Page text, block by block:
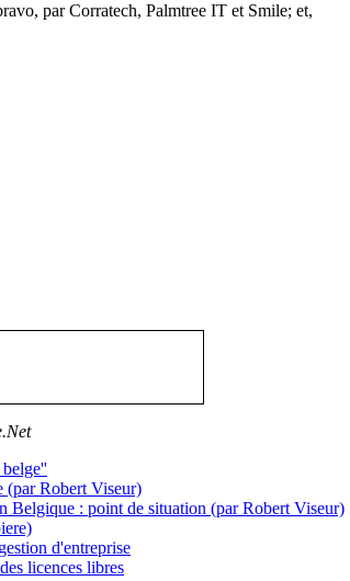
par Corratech, Palmtree IT et Smile; et,
(par Robert Viseur)
: point de situation (par Robert Viseur)
d'entreprise
licences libres